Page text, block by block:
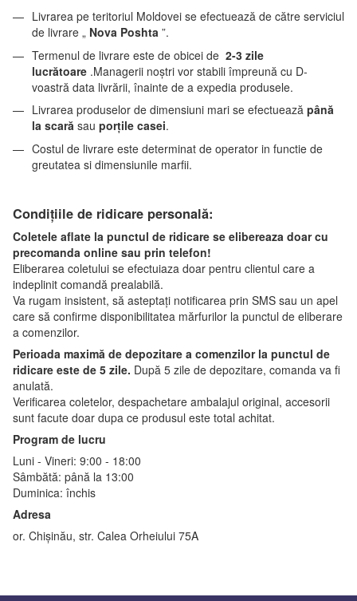
Livrarea pe teritoriul Moldovei se efectuează de către serviciul
de livrare „ Nova Poshta ”.
Termenul de livrare este de obicei de 2-3 zile
lucrătoare .Managerii noștri vor stabili împreună cu D-
voastră data livrării, înainte de a expedia produsele.
Livrarea produselor de dimensiuni mari se efectuează până
la scară sau porțile casei.
Costul de livrare este determinat de operator in functie de
greutatea si dimensiunile marfii.
Condițiile de ridicare personală:
Coletele aflate la punctul de ridicare se elibereaza doar cu
precomanda online sau prin telefon!
Eliberarea coletului se efectuiaza doar pentru clientul care a
indeplinit comandă prealabilă.
Va rugam insistent, să asteptați notificarea prin SMS sau un apel
care să confirme disponibilitatea mărfurilor la punctul de eliberare
a comenzilor.
Perioada maximă de depozitare a comenzilor la punctul de
ridicare este de 5 zile. După 5 zile de depozitare, comanda va fi
anulată.
Verificarea coletelor, despachetare ambalajul original, accesorii
sunt facute doar dupa ce produsul este total achitat.
Program de lucru
Luni - Vineri: 9:00 - 18:00
Sâmbătă: până la 13:00
Duminica: închis
Adresa
or. Chișinău, str. Calea Orheiului 75A